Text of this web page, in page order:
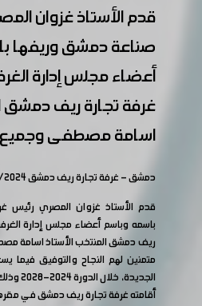
قدم الأستاذ غزوان
صناعة دمشق وريفها
أعضاء مجلس إدارة
غرفة تجارة ريف دمشق
اسامة مصطفى وجميع
دمشق - غرفة تجارة ريف دمشق 30/10/2024
قدم الأستاذ غزوان المصري رئيس
باسمه وباسم أعضاء مجلس إدارة
ريف دمشق المنتخب الأستاذ اسامة
متمنين لهم النجاح والتوفيق فيما
أقامته غرفة تجارة ريف دمشق في